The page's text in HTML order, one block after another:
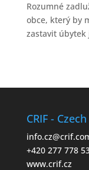
Rozumné
obce, který by
zastavit
CRIF -
+420 277 778
www.crif.cz